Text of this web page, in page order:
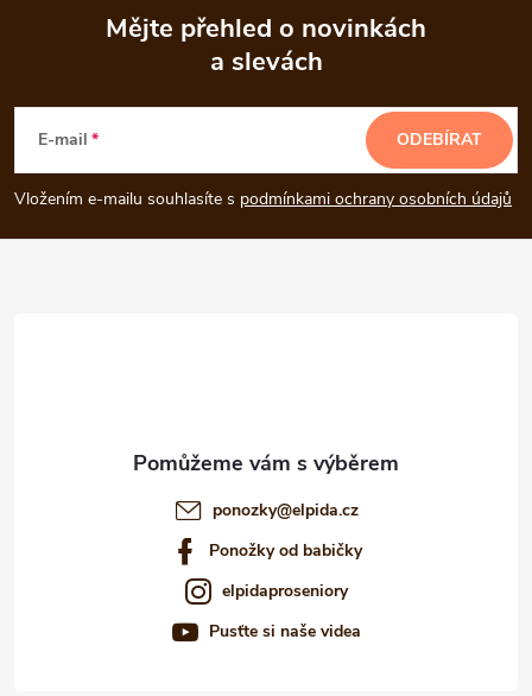
p
a
Mějte přehled o novinkách
a slevách
E-mail
Vložením e-mailu souhlasíte s podmínkami ochrany osobních údajů
ODEBÍRAT
ponozky@elpida.cz
Ponožky od babičky
elpidaproseniory
Pusťte si naše videa